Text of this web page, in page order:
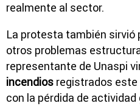
realmente al sector.
La protesta también sirvió
otros problemas
representante de Unaspi
incendios registrados este
con la pérdida de